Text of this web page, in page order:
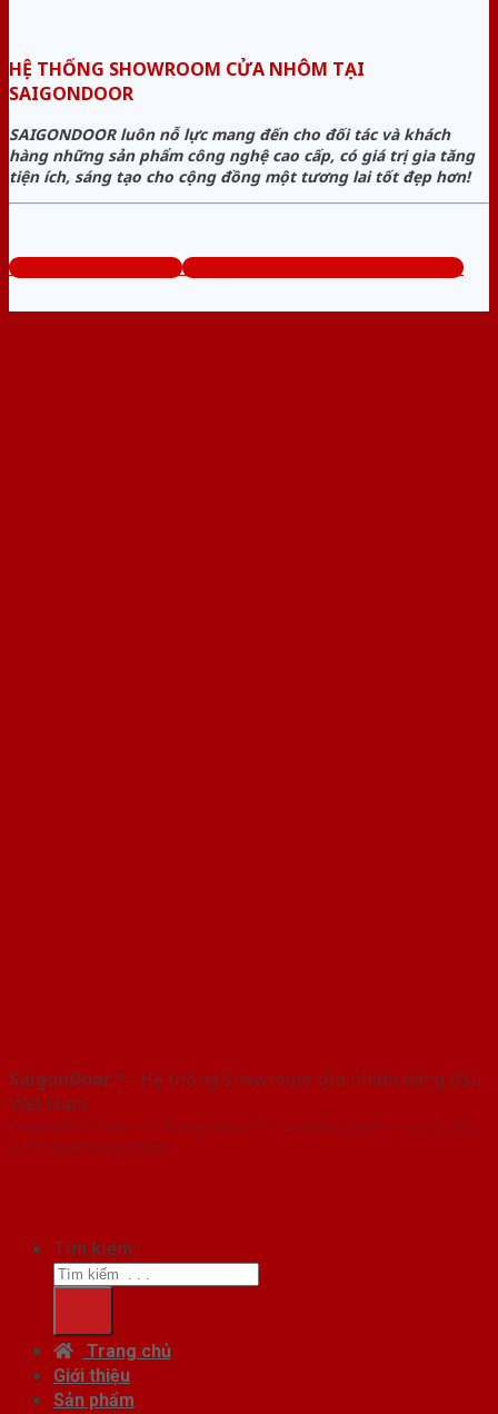
HỆ THỐNG SHOWROOM CỬA NHÔM TẠI
SAIGONDOOR
SAIGONDOOR luôn nỗ lực mang đến cho đối tác và khách
hàng những sản phẩm công nghệ cao cấp, có giá trị gia tăng
tiện ích, sáng tạo cho cộng đồng một tương lai tốt đẹp hơn!
www.bancuanhom.com Tổng đài tư vấn miễn phí: 0824.400.400
SaigonDoor™ - Hệ thống Showroom cửa nhôm hàng đầu
Việt Nam
Copyright ⓒ 2016 – 2026 SaigonDoor™ - www.bancuanhom.com | Đơn
vị chủ quản SaigonDoor
Tìm kiếm:
Trang chủ
Giới thiệu
Sản phẩm